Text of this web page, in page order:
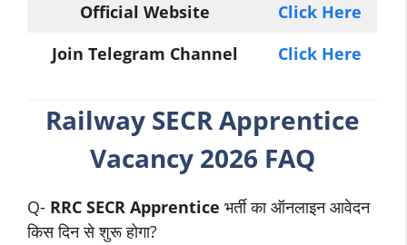
Official Website
Click Here
Join Telegram Channel
Click Here
Railway SECR Apprentice
Vacancy 2026 FAQ
Q- RRC SECR Apprentice भर्ती का ऑनलाइन आवेदन
किस दिन से शुरू होगा?